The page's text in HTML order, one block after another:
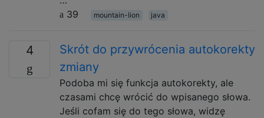
39
mountain-lion java
4
Skrót do przywrócenia autokorekty
zmiany
Podoba mi się funkcja autokorekty, ale
czasami chcę wrócić do wpisanego słowa.
Jeśli cofam się do tego słowa, widzę